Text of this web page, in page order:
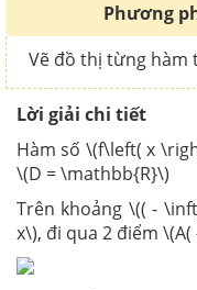
Phương
Vẽ đồ thị từng hàm
Lời giải chi tiết
Hàm số \(f\left( x
\(D = \mathbb{R}\)
Trên khoảng \(( -
x\), đi qua 2 điểm \(A(